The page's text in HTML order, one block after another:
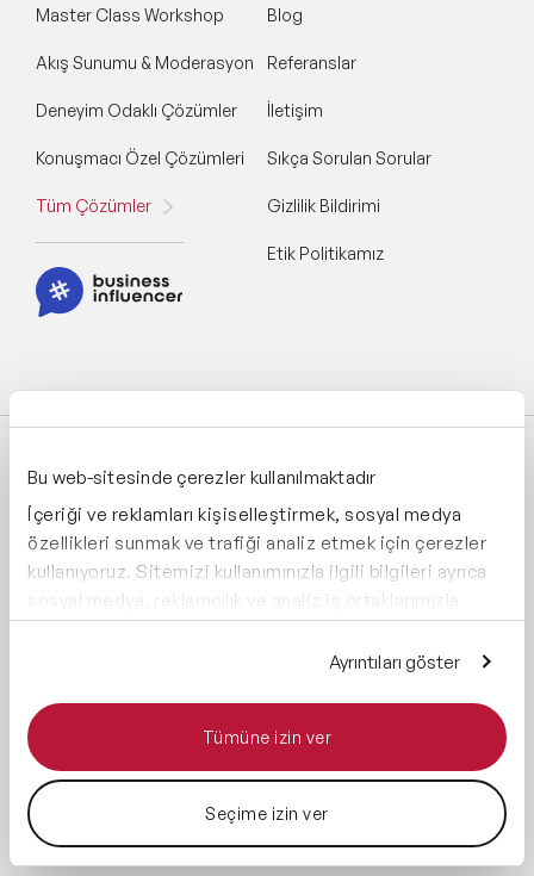
Bu web-sitesinde çerezler kullanılmaktadır
İçeriği ve reklamları kişiselleştirmek, sosyal medya
özellikleri sunmak ve trafiği analiz etmek için çerezler
kullanıyoruz. Sitemizi kullanımınızla ilgili bilgileri ayrıca
sosyal medya, reklamcılık ve analiz iş ortaklarımızla
paylaşabiliriz. İş ortaklarımız, bu bilgileri kendilerine
sağladığınız veya hizmetlerini kullanırken topladıkları
Ayrıntıları göster
Tümüne izin ver
Seçime izin ver
Master Class Workshop
Akış Sunumu & Moderasyon
Deneyim Odaklı Çözümler
Konuşmacı Özel Çözümleri
Tüm Çözümler
Blog
Referanslar
İletişim
Sıkça Sorulan Sorular
Gizlilik Bildirimi
Etik Politikamız
ÖNE ÇIKAN YEREL KONUŞMACILAR
EVRİM KURAN
Evrim Kuran Danışmanlık, Kurucu Universum, Türkiye Lideri
ÇETİN YILMAZ
M. SERDAR KUZULOĞLU
Teknoloji Yazarı, Trend Avcısı
PROF. DR. ÖZGÜR DEMİRTAŞ
Sabancı Üniversitesi Finans Kürsü Başkanı